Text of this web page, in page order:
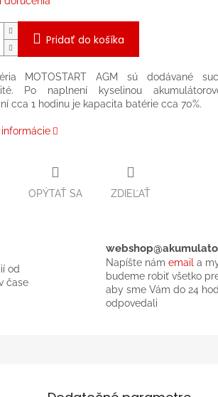
Pridať do košíka
MOTOSTART AGM sú dodávané
Po naplnení kyselinou
cca 1 hodinu je kapacita batérie cca 70%.
OPÝTAŤ SA ZDIEĽAŤ
od
čase
Napíšte nám email a
budeme robiť všetko
aby sme Vám do 24
odpovedali